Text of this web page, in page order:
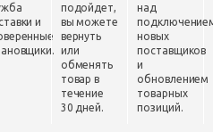
и
подойдет,
вы можете
вернуть
или
обменять
товар в
течение
30 дней.
над
новых
поставщиков
и
обновлением
товарных
позиций.